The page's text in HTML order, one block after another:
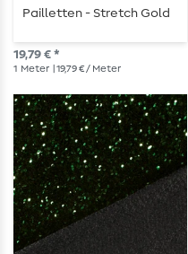
Pailletten - Stretch Gold
19,79 € *
1 Meter | 19,79 € / Meter